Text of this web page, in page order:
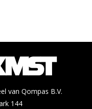
van Qompas B.V.
144